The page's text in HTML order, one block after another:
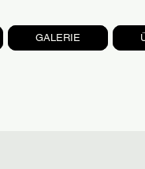
GALERIE